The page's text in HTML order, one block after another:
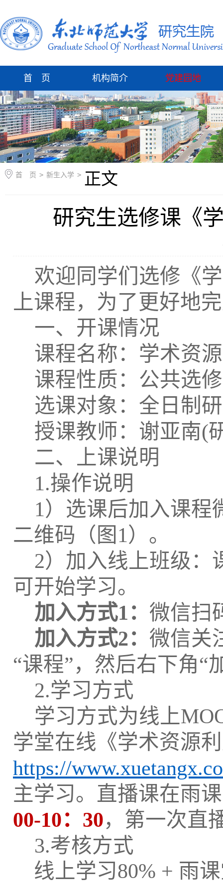
首 页 机构简介 党建园地
首 页 > 新生入学 > 正文
研究生选修课《
欢迎同学们选修《
上课程，为了更好地
一、开课情况
课程名称：学术资
课程性质：公共选
选课对象：全日制
授课教师：谢亚南(
二、上课说明
1.操作说明
1）选课后加入课程
二维码（图1）。
2）加入线上班级：
可开始学习。
加入方式1： 微信扫
加入方式2： 微信关
“课程”，然后右下角“
2.学习方式
学习方式为线上
学堂在线《学术资源
https://
主学习。直播课在雨
00-10：30，第一次直
3.考核方式
线上学习80% + 雨